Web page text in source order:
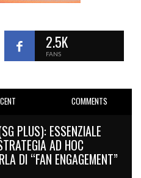
2.5K
FANS
COMMENTS
PLUS): ESSENZIALE
AD HOC
DI “FAN ENGAGEMENT”